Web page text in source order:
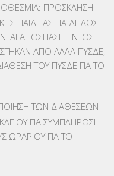
(319)
ΠΡΟΣΚΛΗΣΗ
ΠΑΙΔΕΙΑΣ ΓΙΑ ΔΗΛΩΣΗ
ΑΠΟΣΠΑΣΗ ΕΝΤΟΣ
ΑΠΟ ΑΛΛΑ ΠΥΣΔΕ,
ΤΟΥ ΠΥΣΔΕ ΓΙΑ ΤΟ
ΤΩΝ ΔΙΑΘΕΣΕΩΝ
ΓΙΑ ΣΥΜΠΛΗΡΩΣΗ
ΩΡΑΡΙΟΥ ΓΙΑ ΤΟ